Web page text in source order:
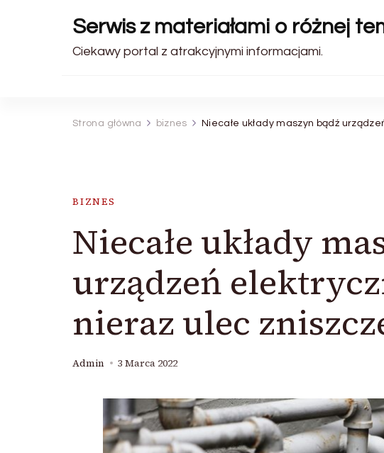
Serwis z materiałami o różnej
Ciekawy portal z atrakcyjnymi informacjami.
Strona główna biznes Niecałe układy maszyn bądź
BIZNES
Niecałe układy
urządzeń
nieraz ulec
Admin 3 Marca 2022